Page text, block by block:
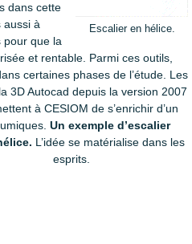
Escalier en hélice.
dans cette
aussi à
pour que la
et rentable. Parmi ces outils,
certaines phases de l’étude. Les
3D Autocad depuis la version 2007
à CESIOM de s’enrichir d’un
Un exemple d’escalier
L’idée se matérialise dans les
esprits.